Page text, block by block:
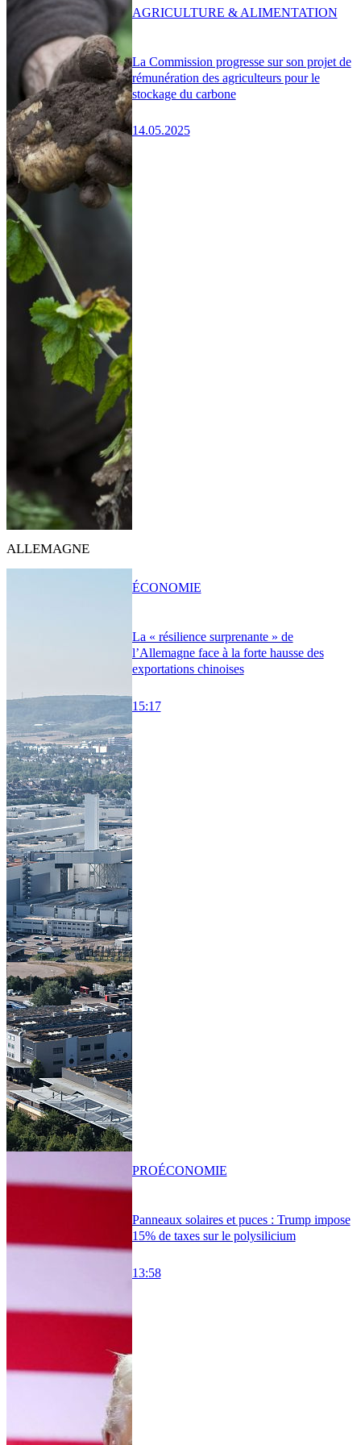
La Commission progresse sur son projet de
rémunération des agriculteurs pour le
stockage du carbone
14.05.2025
AGRICULTURE & ALIMENTATION
ALLEMAGNE
La « résilience surprenante » de
l’Allemagne face à la forte hausse des
exportations chinoises
15:17
ÉCONOMIE
Panneaux solaires et puces : Trump impose
15% de taxes sur le polysilicium
13:58
PROÉCONOMIE